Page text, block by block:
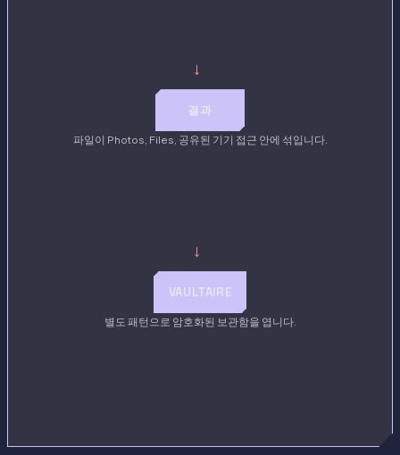
→
결과
파일이 Photos, Files, 공유된 기기 접근 안에 섞입니다.
→
VAULTAIRE
별도 패턴으로 암호화된 보관함을 엽니다.